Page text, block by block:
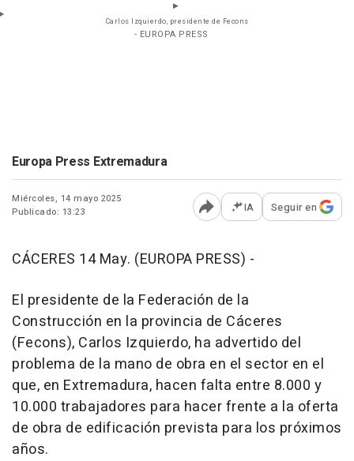
Carlos Izquierdo, presidente de Fecons
- EUROPA PRESS
Europa Press Extremadura
Miércoles, 14 mayo 2025
Publicado: 13:23
Abrir opciones para
IA Seguir en
CÁCERES 14 May. (EUROPA PRESS) -
El presidente de la Federación de la
Construcción en la provincia de Cáceres
(Fecons), Carlos Izquierdo, ha advertido del
problema de la mano de obra en el sector en el
que, en Extremadura, hacen falta entre 8.000 y
10.000 trabajadores para hacer frente a la oferta
de obra de edificación prevista para los próximos
años.